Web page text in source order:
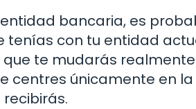
bancaria, es
tenías con tu entidad
te mudarás
centres únicamente en